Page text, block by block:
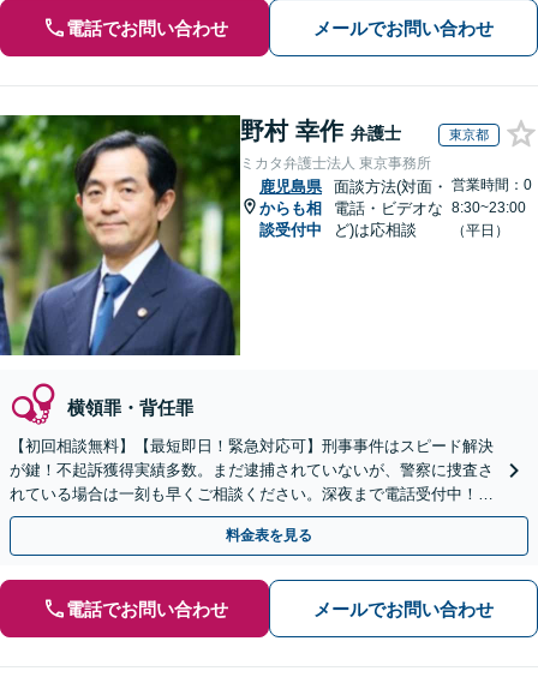
電話でお問い合わせ メールでお問い合わせ
野村 幸作 弁護士 東京都
ミカタ弁護士法人 東京事務所
鹿児島県
からも相
談受付中
面談方法(対面・
電話・ビデオな
ど)は応相談
営業時間：0
8:30~23:00
（平日）
横領罪・背任罪
【初回相談無料】【最短即日！緊急対応可】刑事事件はスピード解決
が鍵！不起訴獲得実績多数。まだ逮捕されていないが、警察に捜査さ
れている場合は一刻も早くご相談ください。深夜まで電話受付中！痴
漢／盗撮／のぞき／その他性犯罪など
料金表を見る
電話でお問い合わせ メールでお問い合わせ